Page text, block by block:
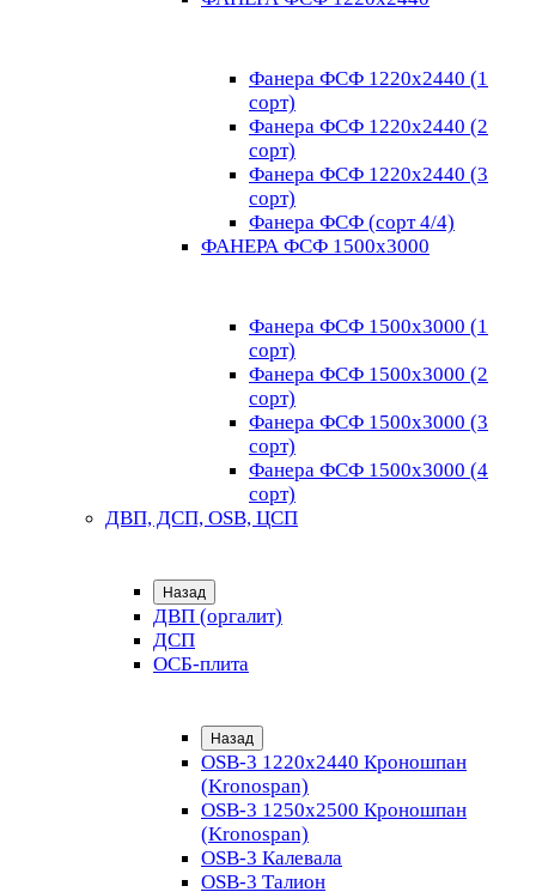
Фанера ФСФ 1220х2440 (1
сорт)
Фанера ФСФ 1220х2440 (2
сорт)
Фанера ФСФ 1220х2440 (3
сорт)
Фанера ФСФ (сорт 4/4)
ФАНЕРА ФСФ 1500х3000
Фанера ФСФ 1500х3000 (1
сорт)
Фанера ФСФ 1500х3000 (2
сорт)
Фанера ФСФ 1500х3000 (3
сорт)
Фанера ФСФ 1500х3000 (4
сорт)
ДВП, ДСП, OSB, ЦСП
Назад
ДВП (оргалит)
ДСП
ОСБ-плита
Назад
OSB-3 1220х2440 Кроношпан
(Kronospan)
OSB-3 1250х2500 Кроношпан
(Kronospan)
OSB-3 Калевала
OSB-3 Талион